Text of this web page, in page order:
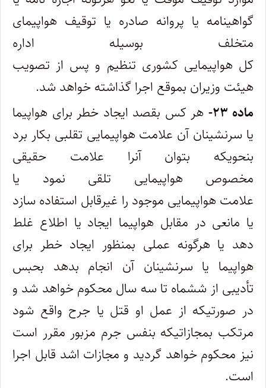
گواهینامه یا پروانه صادره یا توقیف هواپیمای
متخلف بوسیله اداره
کل هواپیمایی کشوری تنظیم و پس از ‌تصویب
هیئت وزیران بموقع اجرا گذاشته خواهد شد.
ماده ۲۳-
هر کس بقصد ایجاد خطر برای هواپیما
یا سرنشینان آن علامت هواپیمایی تقلبی بکار برد
بنحویکه بتوان آنرا علامت حقیقی‌
مخصوص هواپیمایی تلقی نمود یا
علامت هواپیمایی موجود را غیرقابل استفاده سازد
یا مانعی در مقابل هواپیما ایجاد یا اطلاع غلط
دهد یا هرگونه‌ عملی بمنظور ایجاد خطر برای
هواپیما یا سرنشینان آن انجام بدهد بحبس
تأدیبی از ششماه تا سه سال محکوم خواهد شد و
در صورتیکه از عمل ‌او قتل یا جرح واقع شود
مرتکب بمجازاتیکه بنفس جرم مزبور مقرر است
نیز محکوم خواهد گردید و مجازات اشد قابل اجرا
است.